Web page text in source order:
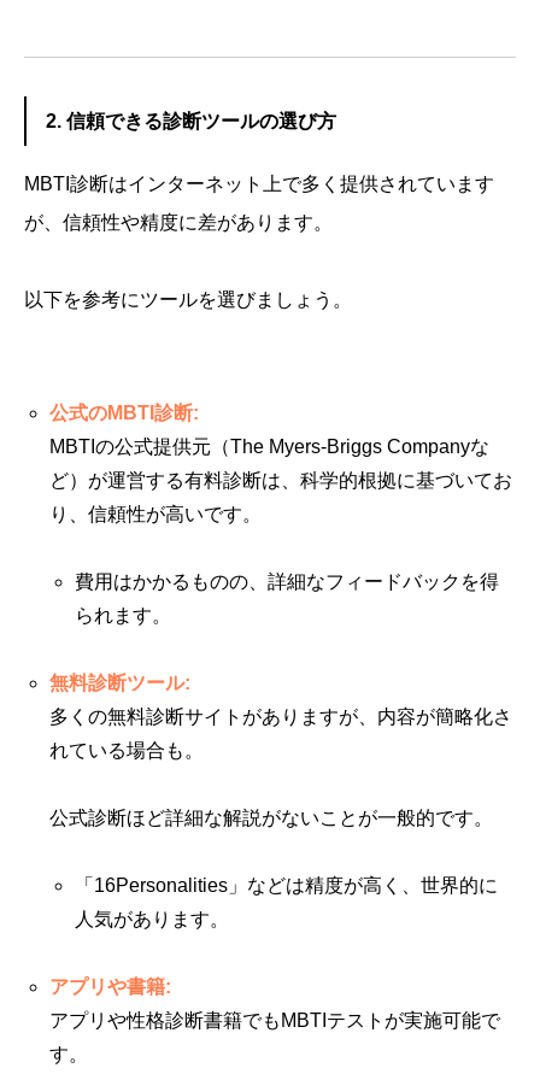
2. 信頼できる診断ツールの選び方
MBTI診断はインターネット上で多く提供されています
が、信頼性や精度に差があります。
以下を参考にツールを選びましょう。
公式のMBTI診断:
MBTIの公式提供元（The Myers-Briggs Companyな
ど）が運営する有料診断は、科学的根拠に基づいてお
り、信頼性が高いです。
費用はかかるものの、詳細なフィードバックを得
られます。
無料診断ツール:
多くの無料診断サイトがありますが、内容が簡略化さ
れている場合も。
公式診断ほど詳細な解説がないことが一般的です。
「16Personalities」などは精度が高く、世界的に
人気があります。
アプリや書籍:
アプリや性格診断書籍でもMBTIテストが実施可能で
す。